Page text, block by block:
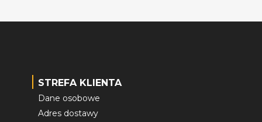
STREFA KLIENTA
Dane osobowe
Adres dostawy